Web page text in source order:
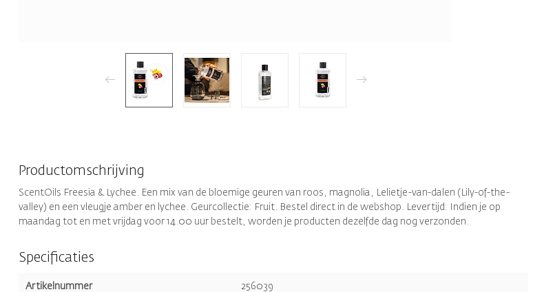
Productomschrijving
ScentOils Freesia & Lychee. Een mix van de bloemige geuren van roos, magnolia, Lelietje-van-dalen (Lily-of-the-
valley) en een vleugje amber en lychee. Geurcollectie: Fruit. Bestel direct in de webshop. Levertijd: Indien je op
maandag tot en met vrijdag voor 14.00 uur bestelt, worden je producten dezelfde dag nog verzonden.
Specificaties
Artikelnummer 256039